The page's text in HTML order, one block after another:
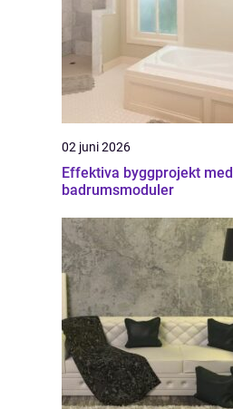
02 juni 2026
Effektiva byggprojekt med
badrumsmoduler